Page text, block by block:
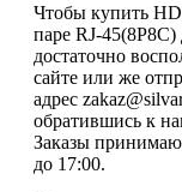
Чтобы купить
паре RJ-
достаточно
сайте или же
адрес
обратившись к
Заказы
до 17:00.